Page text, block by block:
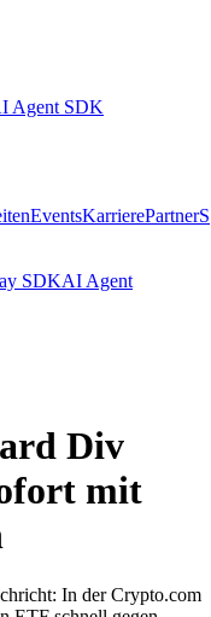
Agent SDK
EventsKarrierePartnerS
SDKAI Agent
Div
mit
In der Crypto.com